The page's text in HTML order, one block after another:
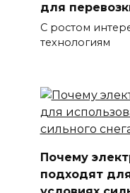
для
С ростом
технологиям
Почему
подходят